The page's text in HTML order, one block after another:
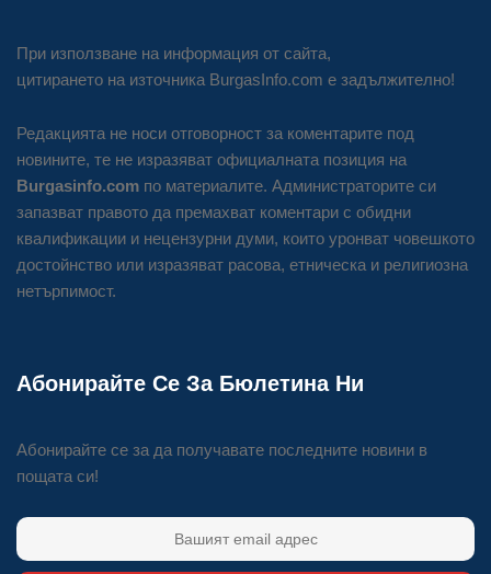
При използване на информация от сайта,
цитирането на източника BurgasInfo.com е задължително!
Редакцията не носи отговорност за коментарите под
новините, те не изразяват официалната позиция на
Burgasinfo.com по материалите. Администраторите си
запазват правото да премахват коментари с обидни
квалификации и нецензурни думи, които уронват човешкото
достойнство или изразяват расова, етническа и религиозна
нетърпимост.
Абонирайте Се За Бюлетина Ни
Абонирайте се за да получавате последните новини в
пощата си!